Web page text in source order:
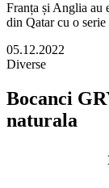
Franța și Anglia au
din Qatar cu o
05.12.2022
Diverse
Bocanci
naturala